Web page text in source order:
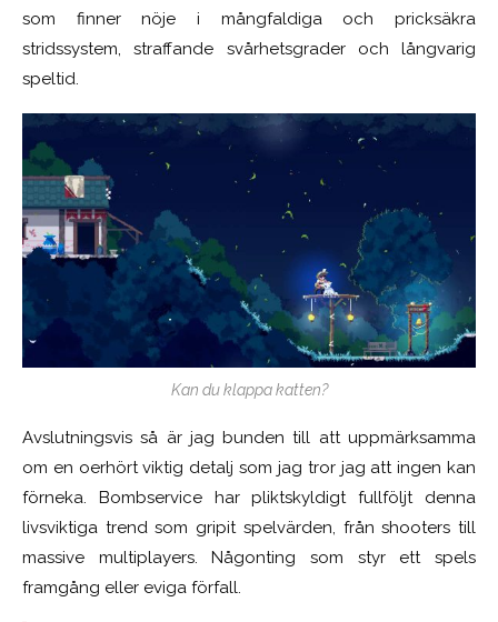
som finner nöje i mångfaldiga och pricksäkra
stridssystem, straffande svårhetsgrader och långvarig
speltid.
Kan du klappa katten?
Avslutningsvis så är jag bunden till att uppmärksamma
om en oerhört viktig detalj som jag tror jag att ingen kan
förneka. Bombservice har pliktskyldigt fullföljt denna
livsviktiga trend som gripit spelvärden, från shooters till
massive multiplayers. Någonting som styr ett spels
framgång eller eviga förfall.